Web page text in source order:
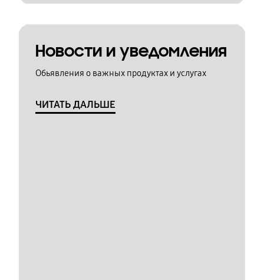
Новости и уведомления
Обьявления о важных продуктах и услугах
ЧИТАТЬ ДАЛЬШЕ